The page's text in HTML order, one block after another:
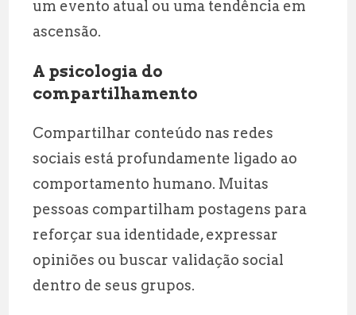
um evento atual ou uma tendência em
ascensão.
A psicologia do
compartilhamento
Compartilhar conteúdo nas redes
sociais está profundamente ligado ao
comportamento humano. Muitas
pessoas compartilham postagens para
reforçar sua identidade, expressar
opiniões ou buscar validação social
dentro de seus grupos.